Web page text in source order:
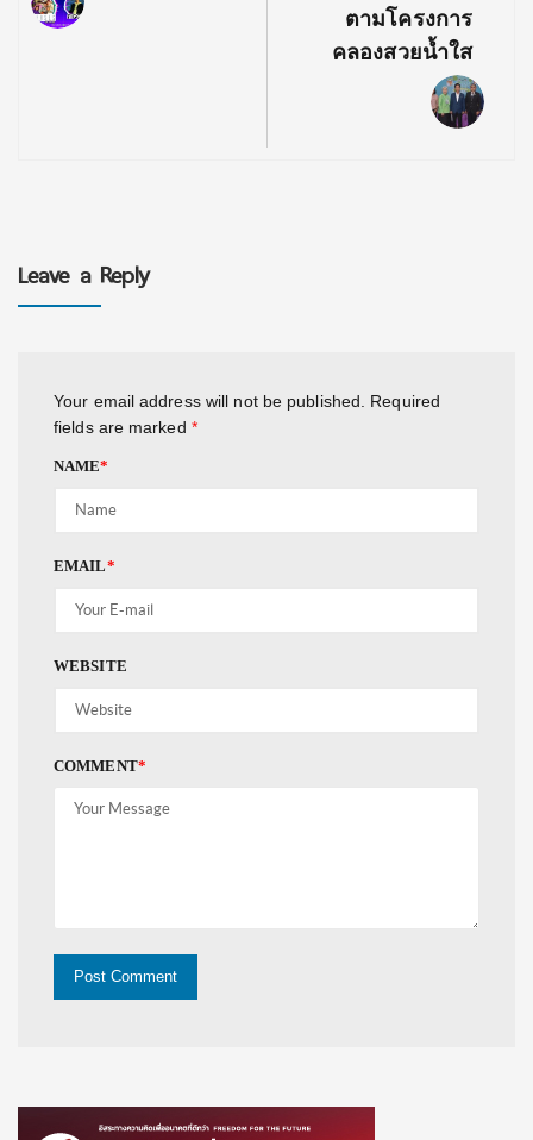
ตามโครงการ
คลองสวยน้ำใส
Leave a Reply
Your email address will not be published.
Required
fields are marked *
NAME*
EMAIL*
WEBSITE
COMMENT*